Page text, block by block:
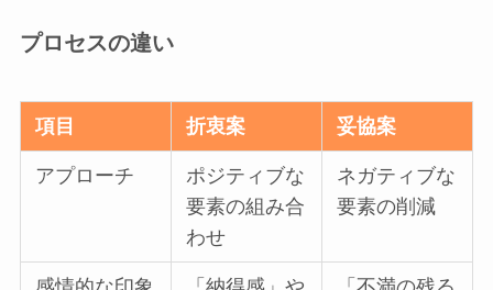
プロセスの違い
項目 折衷案 妥協案
アプローチ
ポジティブな
要素の組み合
わせ
ネガティブな
要素の削減